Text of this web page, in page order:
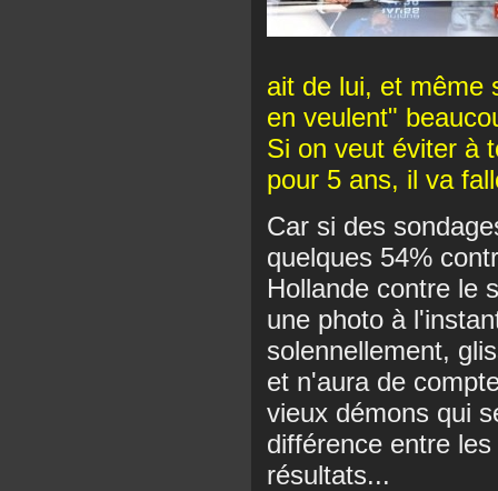
ait de lui, et même
en veulent"
Si on veut éviter à
pour 5 ans, il va
Car si des
quelques 54%
Hollande contre le
une photo à
solennellement,
et n'aura de
vieux démons qui
différence entre
résultats...